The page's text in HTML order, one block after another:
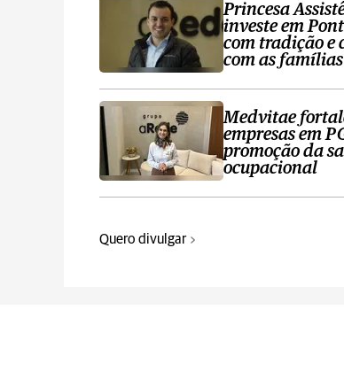
Princesa
investe em
com tradição e
com as famílias
Medvitae
empresas em
promoção da
ocupacional
Quero divulgar